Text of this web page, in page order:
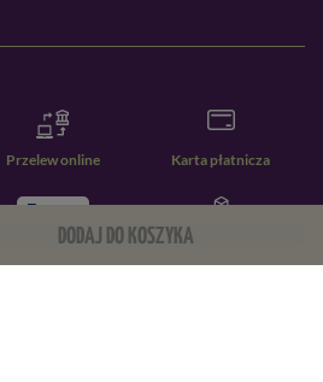
DODAJ DO KOSZYKA
Przelew online Karta płatnicza
PayPal Pobranie